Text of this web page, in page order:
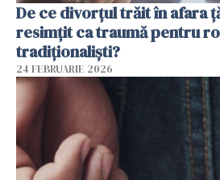
De ce divorțul trăit în afara
resimțit ca traumă pentru
tradiționaliști?
24 FEBRUARIE 2026